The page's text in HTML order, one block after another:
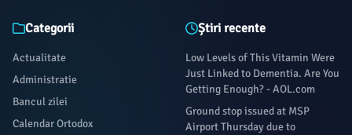
Categorii
Actualitate
Administratie
Bancul zilei
Calendar Ortodox
Știri recente
Low Levels of This Vitamin Were
Just Linked to Dementia. Are You
Getting Enough? - AOL.com
Ground stop issued at MSP
Airport Thursday due to